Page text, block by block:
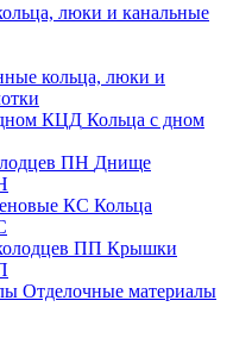
люки и канальные
кольца, люки и
Кольца с дном
Днище
Кольца
Крышки
Отделочные материалы